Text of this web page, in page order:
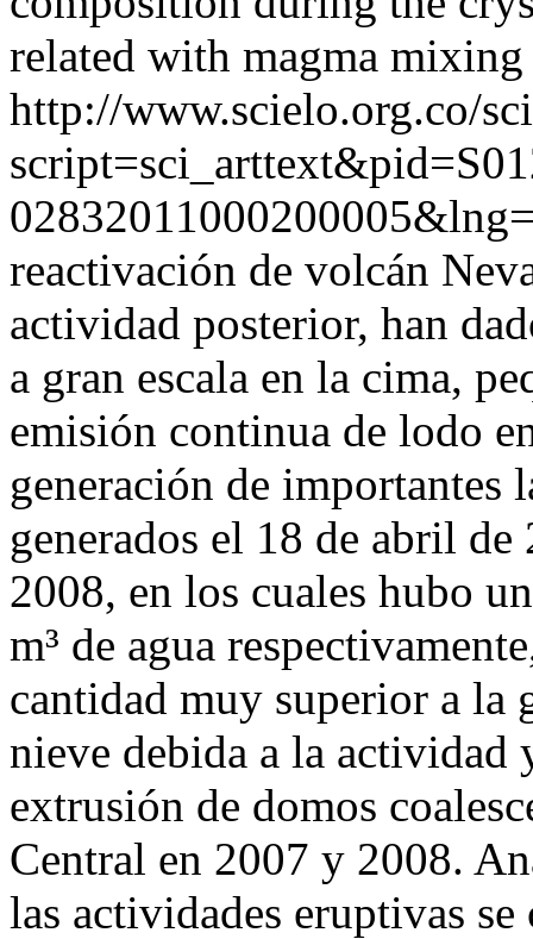
related with magma mixing
http://www.scielo.org.co/
reactivación de volcán
actividad posterior, han
a gran escala en la cima,
emisión continua de lodo
generación de importantes
generados el 18 de abril
2008, en los cuales hubo
m³ de agua
cantidad muy superior a la
nieve debida a la actividad
extrusión de domos
Central en 2007 y 2008.
las actividades eruptivas